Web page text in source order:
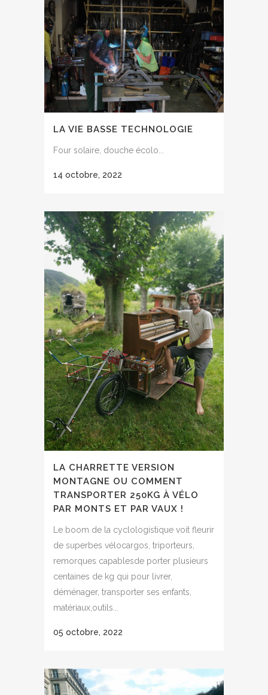
LA VIE BASSE TECHNOLOGIE
Four solaire, douche écolo...
14 octobre, 2022
LA CHARRETTE VERSION
MONTAGNE OU COMMENT
TRANSPORTER 250KG À VÉLO
PAR MONTS ET PAR VAUX !
Le boom de la cyclologistique voit fleurir
de superbes vélocargos, triporteurs,
remorques capablesde porter plusieurs
centaines de kg qui pour livrer,
déménager, transporter ses enfants,
matériaux,outils...
05 octobre, 2022